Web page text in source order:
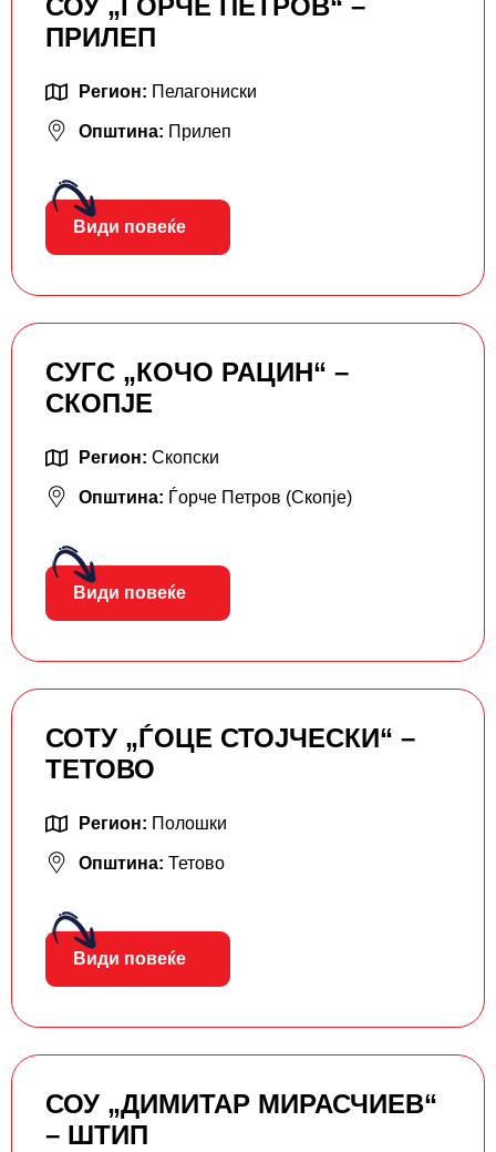
СОУ „ЃОРЧЕ ПЕТРОВ“ –
ПРИЛЕП
Регион: Пелагониски
Општина: Прилеп
Види повеќе
СУГС „КОЧО РАЦИН“ –
СКОПЈЕ
Регион: Скопски
Општина: Ѓорче Петров (Скопје)
Види повеќе
СОТУ „ЃОЦЕ СТОЈЧЕСКИ“ –
ТЕТОВО
Регион: Полошки
Општина: Тетово
Види повеќе
СОУ „ДИМИТАР МИРАСЧИЕВ“
– ШТИП